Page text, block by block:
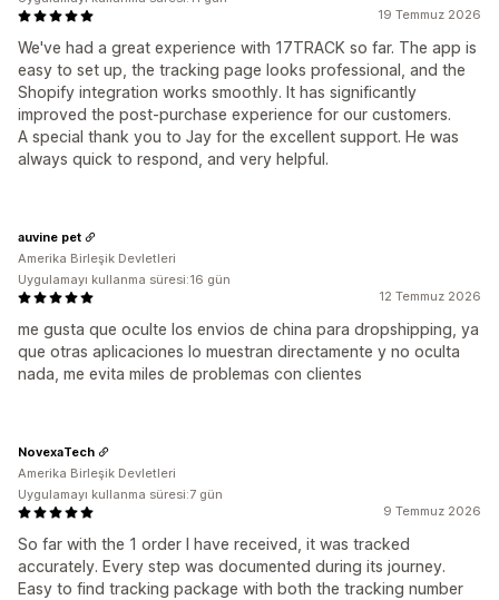
19 Temmuz 2026
We've had a great experience with 17TRACK so far. The app is
easy to set up, the tracking page looks professional, and the
Shopify integration works smoothly. It has significantly
improved the post-purchase experience for our customers.
A special thank you to Jay for the excellent support. He was
always quick to respond, and very helpful.
12 Temmuz 2026
me gusta que oculte los envios de china para dropshipping, ya
que otras aplicaciones lo muestran directamente y no oculta
nada, me evita miles de problemas con clientes
auvine pet
Amerika Birleşik Devletleri
Uygulamayı kullanma süresi:16 gün
9 Temmuz 2026
So far with the 1 order I have received, it was tracked
accurately. Every step was documented during its journey.
Easy to find tracking package with both the tracking number
NovexaTech
Amerika Birleşik Devletleri
Uygulamayı kullanma süresi:7 gün